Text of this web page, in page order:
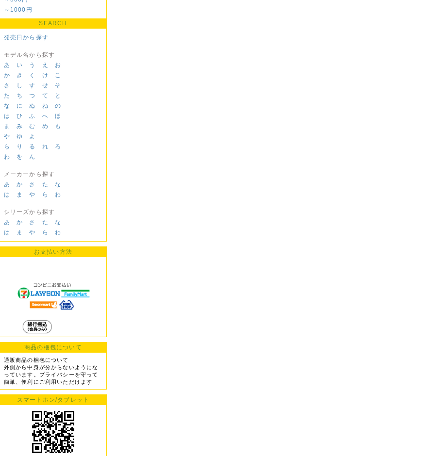
～1000円
SEARCH
発売日から探す
モデル名から探す
あ
い う え
お
か
き く け
こ
さ
し す せ
そ
た
ち つ て
と
な
に ぬ ね
の
は
ひ ふ へ
ほ
ま
み む め
も
や
ゆ
よ
ら
り る れ
ろ
わ
を ん
メーカーから探す
あ
か さ た
な
は
ま や ら わ
シリーズから探す
あ
か さ た
な
は
ま や ら わ
お支払い方法
商品の梱包について
通販商品の梱包について
外側から中身が分からないようにな
っています。プライバシーを守って
簡単、便利にご利用いただけます
スマートホン/タブレット